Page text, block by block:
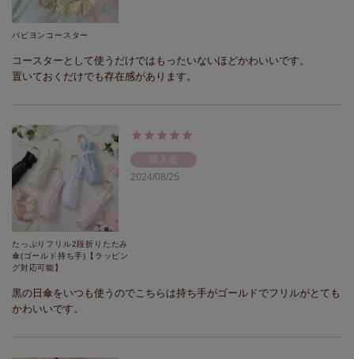
パピヨンコースター
コースターとして使うだけではもったいないほどかわいいです。
置いておくだけでも存在感があります。
たっぷりフリル2段折りたたみ
傘(ゴールド持ち手)【ラッピン
グ対応可能】
購入者
2024/08/25
黒の日傘をいつも使うのでこちらは持ち手がゴールドでフリルがとても
かわいいです。